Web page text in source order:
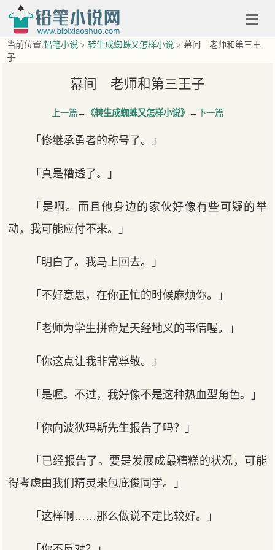
当前位置:铅笔小说 >转生成蜘蛛又怎样小说 > 幕间 老师和第三王
子
幕间 老师和第三王子
上一篇 ← 《转生成蜘蛛又怎样小说》 → 下一篇
「修继承勇者的称号了。」
「真是糟透了。」
「是啊。而且他身边的家伙好像有些可疑的举
动，我可能应付不来。」
「明白了。我马上回去。」
「不好意思，在你正忙的时候麻烦你。」
「老师为学生拼命是天经地义的事情喔。」
「你这点让我非常尊敬。」
「是喔。不过，我好像不是这种热血型角色。」
「你向波狄玛斯先生报告了吗？」
「已经报告了。要是发展成最糟糕的状况，可能
得考虑由我们精灵来包庇俊同学。」
「这样啊……那么做说不定比较好。」